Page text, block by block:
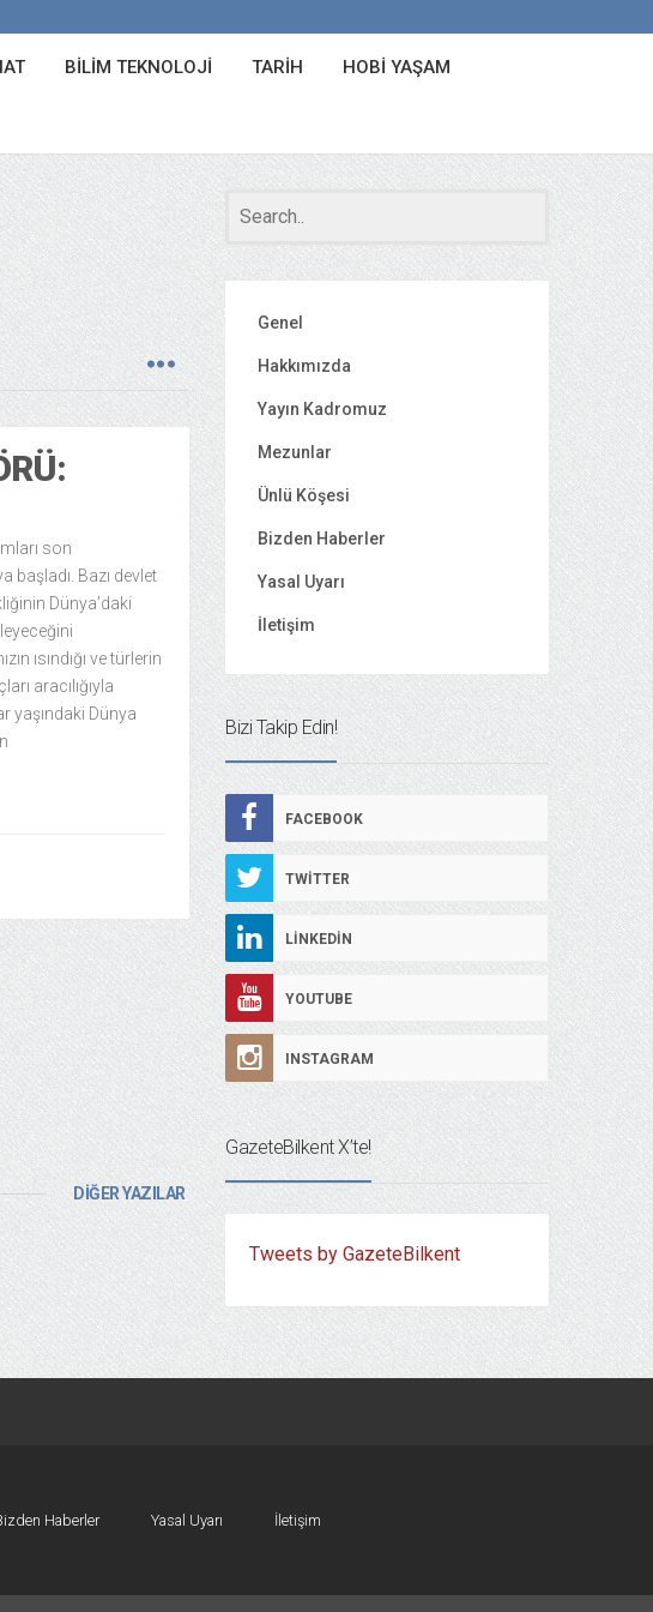
BILIM TEKNOLOJI TARIH HOBI YAŞAM
son
başladı. Bazı devlet
Dünya’daki
ısındığı ve türlerin
aracılığıyla
yaşındaki Dünya
DİĞER YAZILAR
Genel
Hakkımızda
Yayın Kadromuz
Mezunlar
Ünlü Köşesi
Bizden Haberler
Yasal Uyarı
İletişim
Bizi Takip Edin!
FACEBOOK
TWITTER
LINKEDIN
YOUTUBE
INSTAGRAM
GazeteBilkent X’te!
Tweets by GazeteBilkent
Haberler Yasal Uyarı İletişim